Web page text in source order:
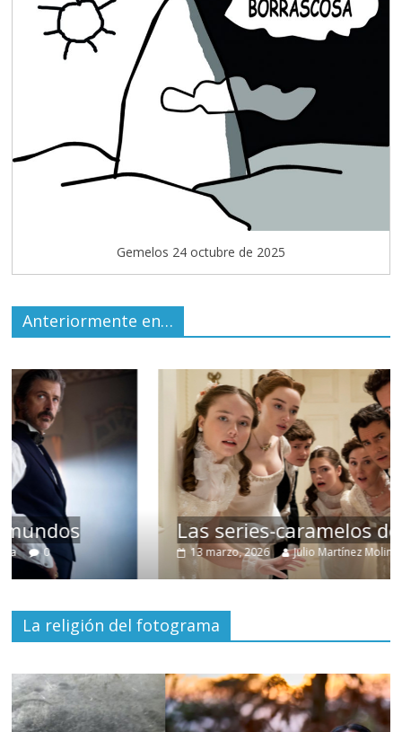
Gemelos 24 octubre de 2025
Anteriormente en…
Las series-caramelos de Shondaland
13 marzo, 2026 Julio Martínez Molina 0
La religión del fotograma